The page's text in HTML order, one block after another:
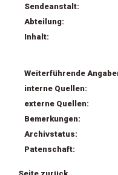
Sendeanstalt:
Abteilung:
Inhalt:
Weiterführende
interne Quellen:
externe Quellen:
Bemerkungen:
Archivstatus:
Patenschaft: